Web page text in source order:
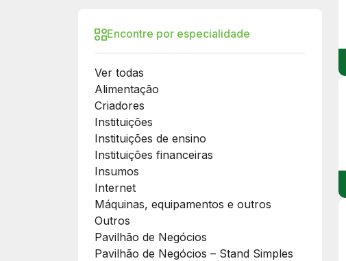
Encontre por especialidade
Ver todas
Alimentação
Criadores
Instituições
Instituições de ensino
Instituições financeiras
Insumos
Internet
Máquinas, equipamentos e outros
Outros
Pavilhão de Negócios
Pavilhão de Negócios – Stand Simples